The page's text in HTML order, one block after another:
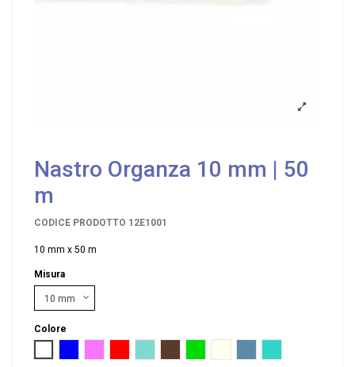
Nastro Organza 10 mm | 50
m
CODICE PRODOTTO 12E1001
10 mm x 50 m
Misura
Colore